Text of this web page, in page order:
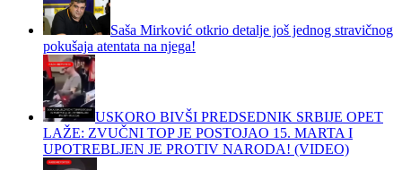
Saša Mirković otkrio detalje još jednog stravičnog
pokušaja atentata na njega!
USKORO BIVŠI PREDSEDNIK SRBIJE OPET
LAŽE: ZVUČNI TOP JE POSTOJAO 15. MARTA I
UPOTREBLJEN JE PROTIV NARODA! (VIDEO)